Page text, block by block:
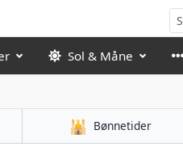
Sol & Måne
🕌 Bønnetider